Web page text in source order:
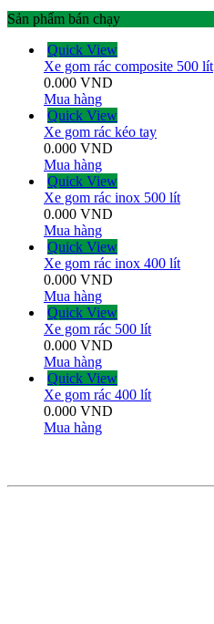
Sản phẩm bán chạy
Quick View
Xe gom rác composite 500 lít
0.000 VND
Mua hàng
Quick View
Xe gom rác kéo tay
0.000 VND
Mua hàng
Quick View
Xe gom rác inox 500 lít
0.000 VND
Mua hàng
Quick View
Xe gom rác inox 400 lít
0.000 VND
Mua hàng
Quick View
Xe gom rác 500 lít
0.000 VND
Mua hàng
Quick View
Xe gom rác 400 lít
0.000 VND
Mua hàng